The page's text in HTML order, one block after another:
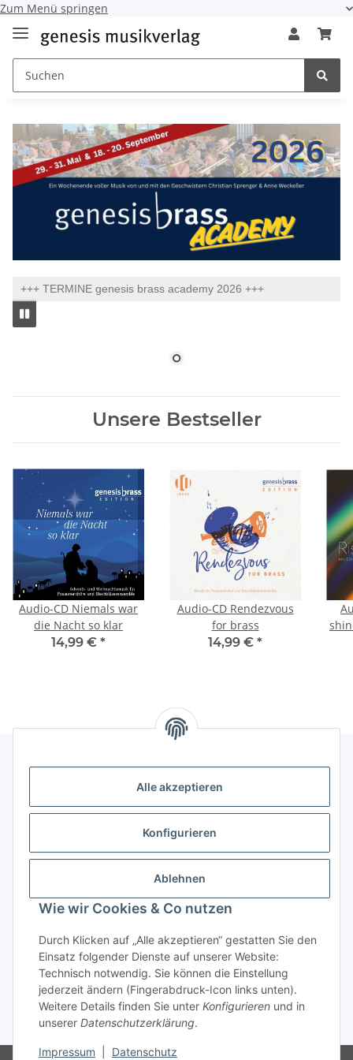
Zum Menü springen
Alle akzeptieren
Konfigurieren
Ablehnen
Wie wir Cookies & Co nutzen
Durch Klicken auf „Alle akzeptieren“ gestatten Sie den
Einsatz folgender Dienste auf unserer Website:
Technisch notwendig. Sie können die Einstellung
jederzeit ändern (Fingerabdruck-Icon links unten).
Weitere Details finden Sie unter Konfigurieren und in
unserer Datenschutzerklärung.
Impressum Datenschutz
+++ TERMINE genesis brass academy 2026 +++
Unsere Bestseller
Audio-CD Niemals war
die Nacht so klar
14,99 € *
Audio-CD Rendezvous
for brass
14,99 € *
genesis musikverlag Christian Sprenger
34630 Gilserberg
E-Mail:anne.weckesser@genesis-musikverlag.de
Informationen
Gesetzliche Informationen
* Alle Preise inkl. gesetzlicher USt., zzgl.Versand